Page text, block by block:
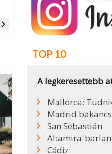
TOP 10
A legkeresettebb
Mallorca: Tudnivalók,
Madrid
San Sebastián
Altamira-
Cádiz